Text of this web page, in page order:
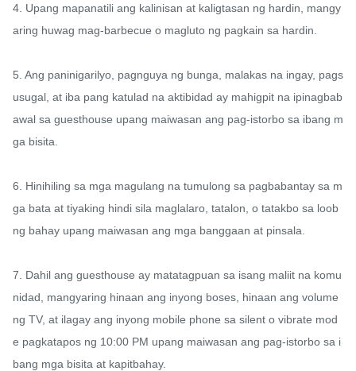
4. Upang mapanatili ang kalinisan at kaligtasan ng hardin, mangy
aring huwag mag-barbecue o magluto ng pagkain sa hardin.
5. Ang paninigarilyo, pagnguya ng bunga, malakas na ingay, pags
usugal, at iba pang katulad na aktibidad ay mahigpit na ipinagbab
awal sa guesthouse upang maiwasan ang pag-istorbo sa ibang m
ga bisita.
6. Hinihiling sa mga magulang na tumulong sa pagbabantay sa m
ga bata at tiyaking hindi sila maglalaro, tatalon, o tatakbo sa loob
ng bahay upang maiwasan ang mga banggaan at pinsala.
7. Dahil ang guesthouse ay matatagpuan sa isang maliit na komu
nidad, mangyaring hinaan ang inyong boses, hinaan ang volume
ng TV, at ilagay ang inyong mobile phone sa silent o vibrate mod
e pagkatapos ng 10:00 PM upang maiwasan ang pag-istorbo sa i
bang mga bisita at kapitbahay.